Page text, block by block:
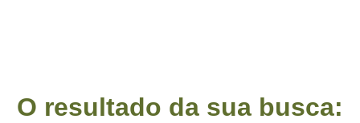
O resultado da sua busca: